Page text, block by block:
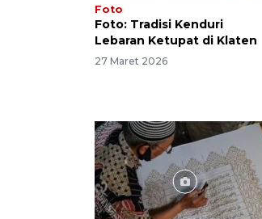
Foto
Foto: Tradisi Kenduri
Lebaran Ketupat di Klaten
27 Maret 2026